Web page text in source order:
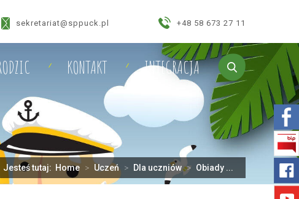
sekretariat@sppuck.pl +48 58 673 27 11
KONTAKT INTEGRACJA
Jesteś tutaj: Home > Uczeń > Dla uczniów > Obiady ...